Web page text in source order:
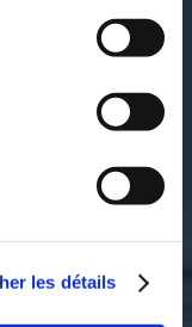
les détails
le rendre plus
pouvez auto-
papier ou
sur Amazon.
à la demande,
pour réussir votre
totalement gratuit
Reprocolor,
et lasignalétique